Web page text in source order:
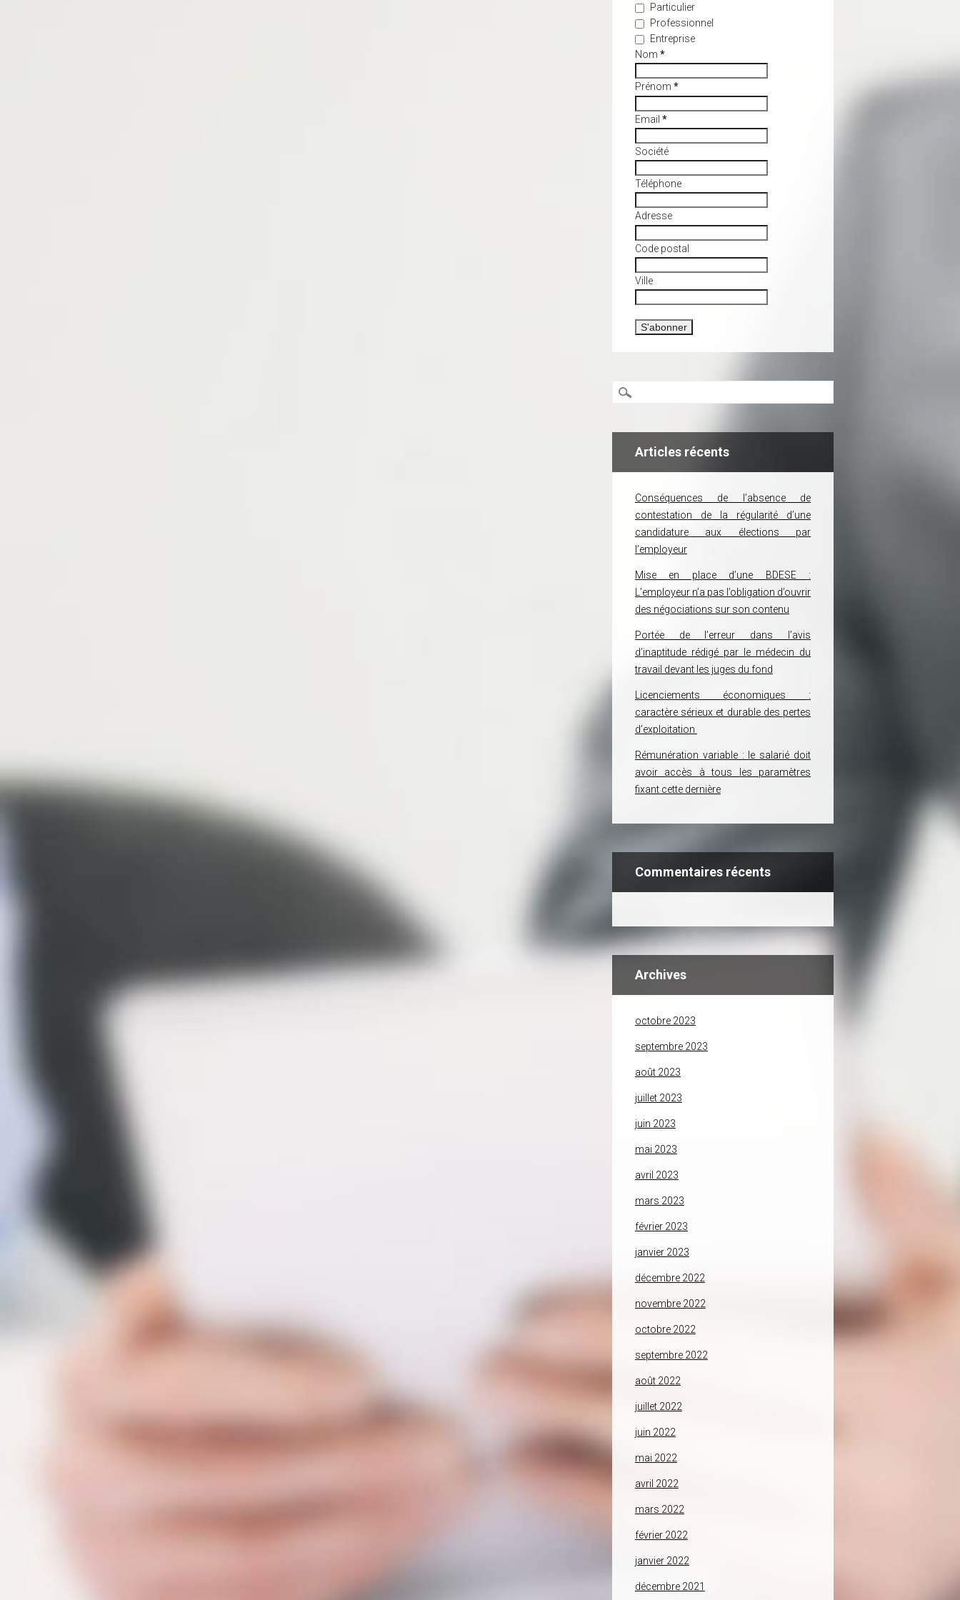
Particulier
Professionnel
Entreprise
Nom *
Prénom *
Email *
Société
Téléphone
Adresse
Code postal
Ville
Articles récents
Conséquences de l’absence de
contestation de la régularité d’une
candidature aux élections par
l’employeur
Mise en place d’une BDESE :
L’employeur n’a pas l’obligation d’ouvrir
des négociations sur son contenu
Portée de l’erreur dans l’avis
d’inaptitude rédigé par le médecin du
travail devant les juges du fond
Licenciements économiques :
caractère sérieux et durable des pertes
d’exploitation
Rémunération variable : le salarié doit
avoir accès à tous les paramètres
fixant cette dernière
Commentaires récents
Archives
octobre 2023
septembre 2023
août 2023
juillet 2023
juin 2023
mai 2023
avril 2023
mars 2023
février 2023
janvier 2023
décembre 2022
novembre 2022
octobre 2022
septembre 2022
août 2022
juillet 2022
juin 2022
mai 2022
avril 2022
mars 2022
février 2022
janvier 2022
décembre 2021